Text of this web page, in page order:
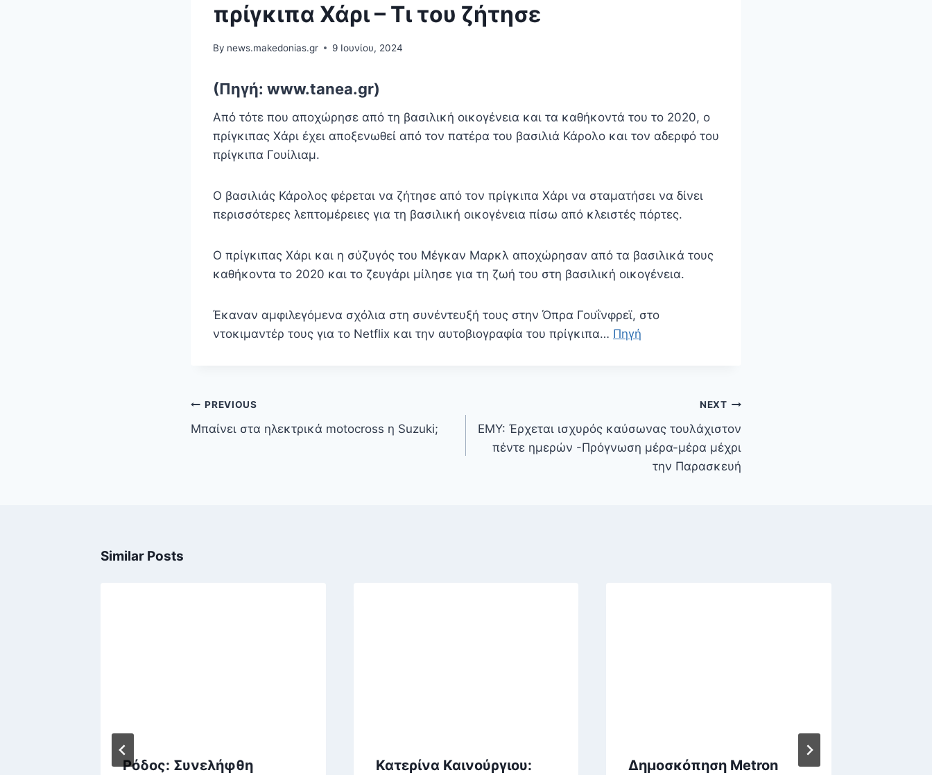
πρίγκιπα Χάρι – Τι του ζήτησε
By news.makedonias.gr 9 Ιουνίου, 2024
(Πηγή: www.tanea.gr)
Από τότε που αποχώρησε από τη βασιλική οικογένεια και τα καθήκοντά του το 2020, ο
πρίγκιπας Χάρι έχει αποξενωθεί από τον πατέρα του βασιλιά Κάρολο και τον αδερφό του
πρίγκιπα Γουίλιαμ.
Ο βασιλιάς Κάρολος φέρεται να ζήτησε από τον πρίγκιπα Χάρι να σταματήσει να δίνει
περισσότερες λεπτομέρειες για τη βασιλική οικογένεια πίσω από κλειστές πόρτες.
Ο πρίγκιπας Χάρι και η σύζυγός του Μέγκαν Μαρκλ αποχώρησαν από τα βασιλικά τους
καθήκοντα το 2020 και το ζευγάρι μίλησε για τη ζωή του στη βασιλική οικογένεια.
Έκαναν αμφιλεγόμενα σχόλια στη συνέντευξή τους στην Όπρα Γουΐνφρεϊ, στο
ντοκιμαντέρ τους για το Netflix και την αυτοβιογραφία του πρίγκιπα… Πηγή
Πλοήγηση
άρθρων
PREVIOUS
Μπαίνει στα ηλεκτρικά motocross η Suzuki;
NEXT
ΕΜΥ: Έρχεται ισχυρός καύσωνας τουλάχιστον
πέντε ημερών -Πρόγνωση μέρα-μέρα μέχρι
την Παρασκευή
Similar Posts
Ρόδος: Συνελήφθη
Κατερίνα Καινούργιου:
Δημοσκόπηση Metron